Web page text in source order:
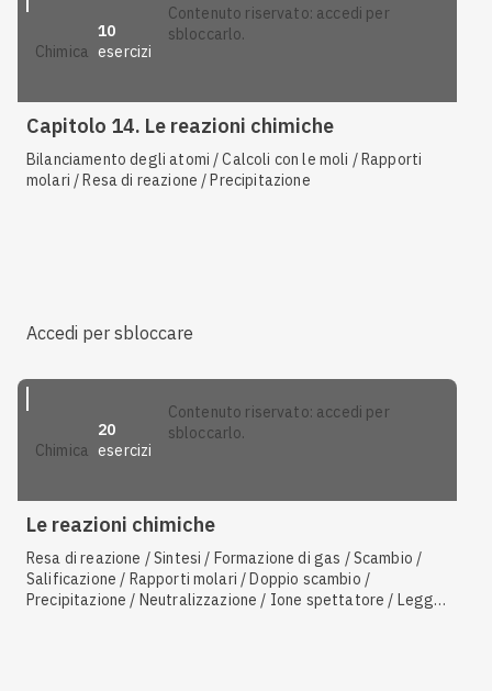
chimica
10
esercizi
contenuto riservato: accedi per
sbloccarlo.
Capitolo 14. Le reazioni chimiche
Bilanciamento degli atomi / Calcoli con le moli / Rapporti
molari / Resa di reazione / Precipitazione
Accedi per sbloccare
chimica
20
esercizi
contenuto riservato: accedi per
sbloccarlo.
Le reazioni chimiche
Resa di reazione / Sintesi / Formazione di gas / Scambio /
Salificazione / Rapporti molari / Doppio scambio /
Precipitazione / Neutralizzazione / Ione spettatore / Legge